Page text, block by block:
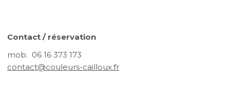
Contact / réservation
mob. 06 16 373 173
contact@couleurs-cailloux.fr